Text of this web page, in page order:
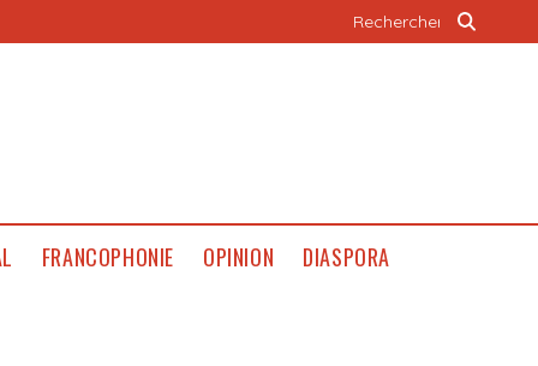
FRANCOPHONIE OPINION DIASPORA